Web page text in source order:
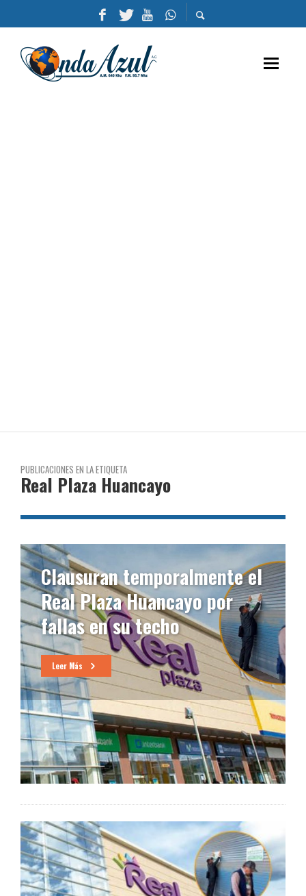
PUBLICACIONES EN LA ETIQUETA
Real Plaza Huancayo
Clausuran temporalmente el
Real Plaza Huancayo por
fallas en su techo
Leer Más